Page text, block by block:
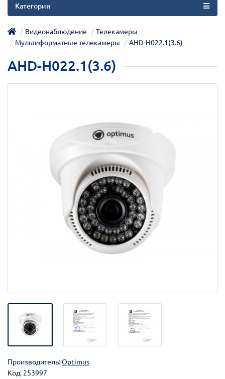
Категории
Видеонаблюдение
Телекамеры
Мультиформатные телекамеры
AHD-H022.1(3.6)
AHD-H022.1(3.6)
Производитель:Optimus
Код: 253997